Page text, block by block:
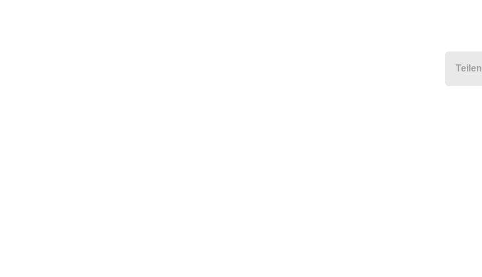
Teilen